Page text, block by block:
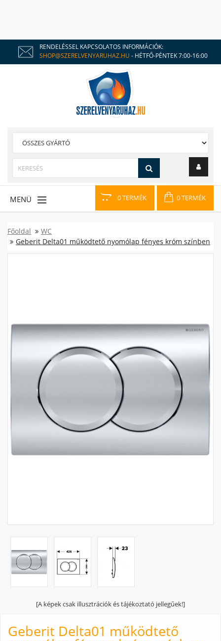
RENDELÉSSEL KAPCSOLATOS INFORMÁCIÓK:
SHOP@SZERELVENYARUHAZ.HU - HÉTFŐ-PÉNTEK 7:00-16:00
0 TERMÉK 0 TERMÉK
MENÜ
Főoldal
WC
Geberit Delta01 működtető nyomólap fényes króm színben
[A képek csak illusztrációk és tájékoztató jellegűek!]
Geberit Delta01 működtető